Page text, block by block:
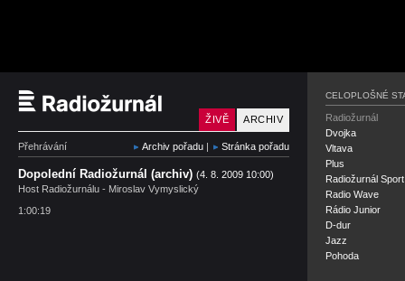
Český rozhlas
ARCHIV
ŽIVĚ
Přehrávání Archiv pořadu | Stránka pořadu
Dopolední Radiožurnál (archiv) (4. 8. 2009 10:00)
Host Radiožurnálu - Miroslav Vymyslický
1:00:19
CELOPLOŠNÉ
Radiožurnál
Dvojka
Vltava
Plus
Radiožurnál Sport
Radio Wave
Rádio Junior
D-dur
Jazz
Pohoda